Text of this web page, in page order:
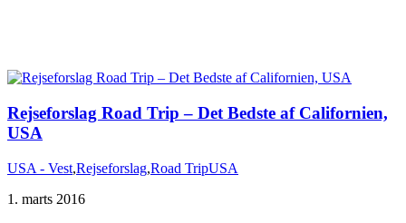
Rejseforslag Road Trip – Det Bedste af Californien,
USA
USA - Vest,Rejseforslag,Road TripUSA
1. marts 2016